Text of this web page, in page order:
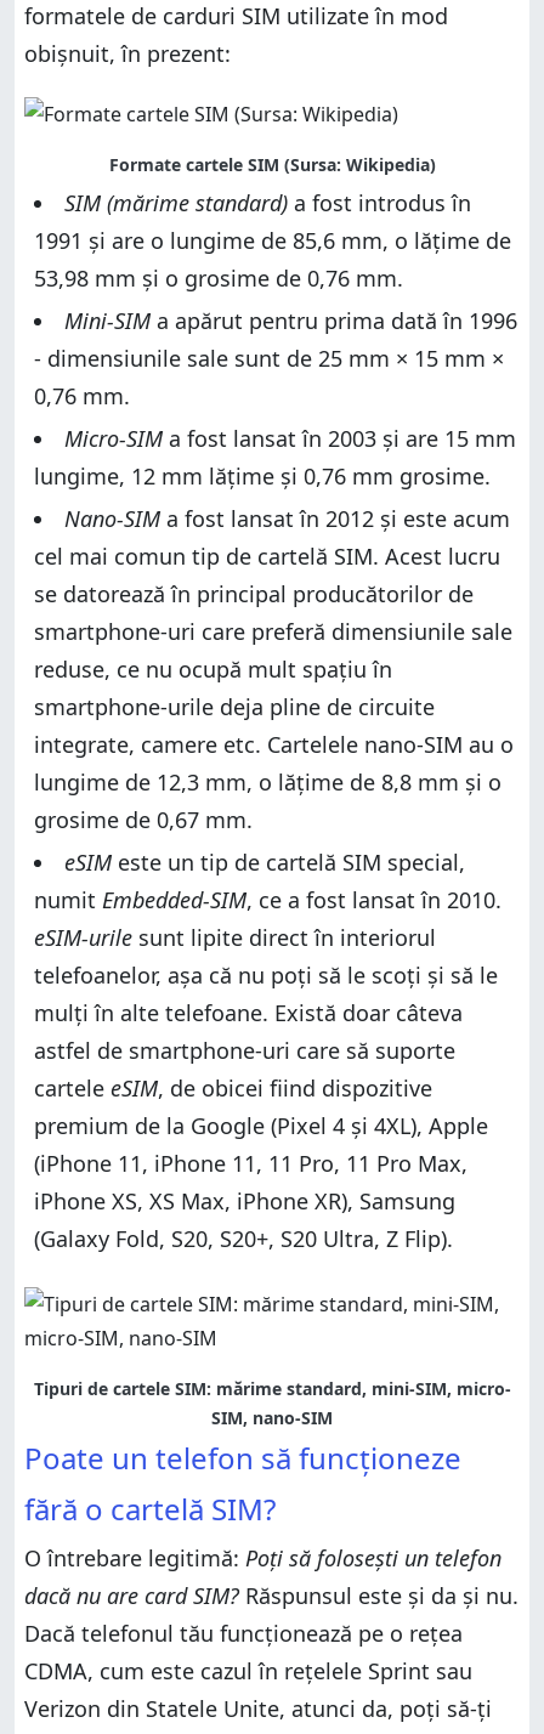
formatele de carduri SIM utilizate în mod
obișnuit, în prezent:
Formate cartele SIM (Sursa: Wikipedia)
SIM (mărime standard) a fost introdus în
1991 și are o lungime de 85,6 mm, o lățime de
53,98 mm și o grosime de 0,76 mm.
Mini-SIM a apărut pentru prima dată în 1996
- dimensiunile sale sunt de 25 mm × 15 mm ×
0,76 mm.
Micro-SIM a fost lansat în 2003 și are 15 mm
lungime, 12 mm lățime și 0,76 mm grosime.
Nano-SIM a fost lansat în 2012 și este acum
cel mai comun tip de cartelă SIM. Acest lucru
se datorează în principal producătorilor de
smartphone-uri care preferă dimensiunile sale
reduse, ce nu ocupă mult spațiu în
smartphone-urile deja pline de circuite
integrate, camere etc. Cartelele nano-SIM au o
lungime de 12,3 mm, o lățime de 8,8 mm și o
grosime de 0,67 mm.
eSIM este un tip de cartelă SIM special,
numit Embedded-SIM, ce a fost lansat în 2010.
eSIM-urile sunt lipite direct în interiorul
telefoanelor, așa că nu poți să le scoți și să le
mulți în alte telefoane. Există doar câteva
astfel de smartphone-uri care să suporte
cartele eSIM, de obicei fiind dispozitive
premium de la Google (Pixel 4 și 4XL), Apple
(iPhone 11, iPhone 11, 11 Pro, 11 Pro Max,
iPhone XS, XS Max, iPhone XR), Samsung
(Galaxy Fold, S20, S20+, S20 Ultra, Z Flip).
Tipuri de cartele SIM: mărime standard, mini-SIM, micro-
SIM, nano-SIM
Poate un telefon să funcționeze
fără o cartelă SIM?
O întrebare legitimă: Poți să folosești un telefon
dacă nu are card SIM?Răspunsul este și da și nu.
Dacă telefonul tău funcționează pe o rețea
CDMA, cum este cazul în rețelele Sprint sau
Verizon din Statele Unite, atunci da, poți să-ți